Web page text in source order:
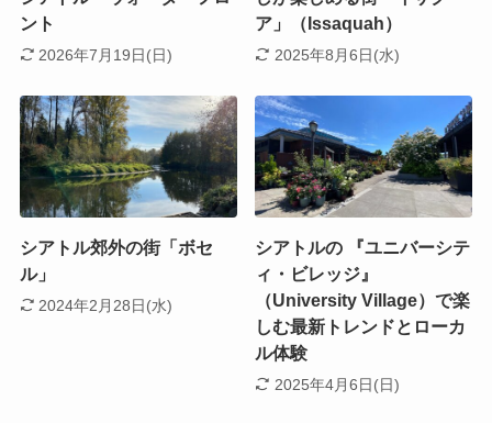
ント
2026年7月19日(日)
ア」（Issaquah）
2025年8月6日(水)
シアトル郊外の街「ボセ
ル」
2024年2月28日(水)
シアトルの 『ユニバーシテ
ィ・ビレッジ』
（University Village）で楽
しむ最新トレンドとローカ
ル体験
2025年4月6日(日)